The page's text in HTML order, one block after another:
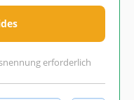
erforderlich